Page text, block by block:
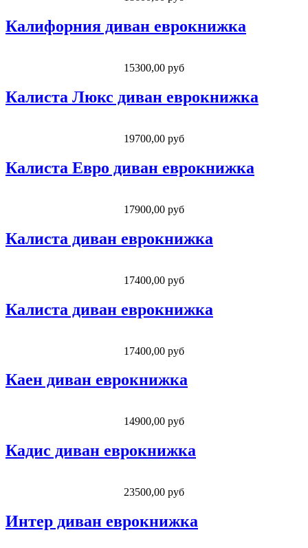
Калифорния диван еврокнижка
15300,00 руб
Калиста Люкс диван еврокнижка
19700,00 руб
Калиста Евро диван еврокнижка
17900,00 руб
Калиста диван еврокнижка
17400,00 руб
Калиста диван еврокнижка
17400,00 руб
Каен диван еврокнижка
14900,00 руб
Кадис диван еврокнижка
23500,00 руб
Интер диван еврокнижка